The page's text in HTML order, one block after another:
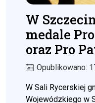
W
medale
oraz Pro
Opublikowano:
W Sali Rycerskiej
Wojewódzkiego w